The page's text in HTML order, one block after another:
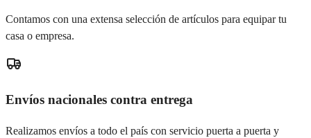
Contamos con una extensa selección de artículos para equipar tu
casa o empresa.
Envíos nacionales contra entrega
Realizamos envíos a todo el país con servicio puerta a puerta y